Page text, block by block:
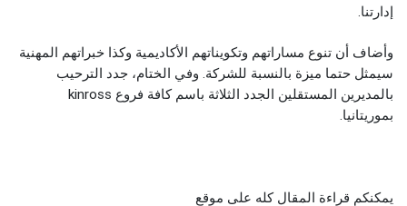
إدارتنا.
وأضاف أن تنوع مساراتهم وتكويناتهم الأكاديمية وكذا خبراتهم المهنية
سيمثل حتما ميزة بالنسبة للشركة. وفي الختام، جدد الترحيب
بالمديرين المستقلين الجدد الثلاثة باسم كافة فروع kinross
بموريتانيا.
يمكنكم قراءة المقال كله على موقع